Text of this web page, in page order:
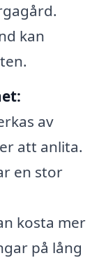
kan
av
att anlita.
en stor
kosta mer
på lång